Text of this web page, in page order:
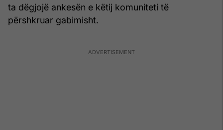
ta dëgjojë ankesën e këtij komuniteti të
përshkruar gabimisht.